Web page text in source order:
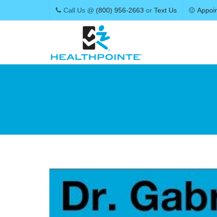
Call Us @ (800) 956-2663 or Text Us